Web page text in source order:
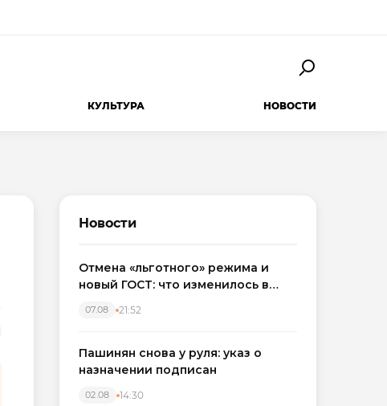
КУЛЬТУРА НОВОСТИ
Новости
Отмена «льготного» режима и
новый ГОСТ: что изменилось в
07.08 21:52
Пашинян снова у руля: указ о
назначении подписан
02.08 14:30